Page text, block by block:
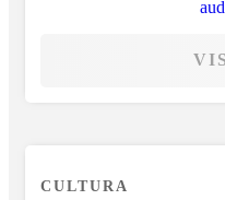
CULTURA